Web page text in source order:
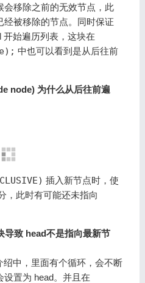
会移除之前的无效节点，此
被移除的节点。同时保证
开始遍历列表，这块在
中也可以看到是从后往前
node) 为什么从后往前遍
插入新节点时，使
，此时有可能还未指向
致 head不是指向最新节
绍中，里面有个循环，会不断
置为 head。并且在